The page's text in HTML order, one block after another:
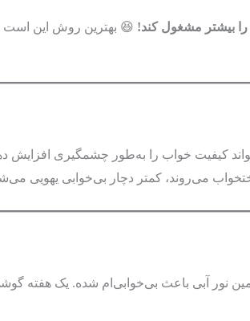
بیشتر مشغول کند! 😆 بهترین روش این است
کیفیت خواب را به‌طور چشمگیری افزایش
می‌روند، کمتر دچار بی‌خوابی یهویی
نور آبی باعث بی‌خوابی‌ام شده. یک هفته